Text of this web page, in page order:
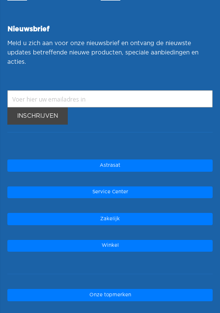
Nieuwsbrief
Meld u zich aan voor onze nieuwsbrief en ontvang de nieuwste
updates betreffende nieuwe producten, speciale aanbiedingen en
acties.
INSCHRIJVEN
Astrasat
Service Center
Zakelijk
Winkel
Onze topmerken